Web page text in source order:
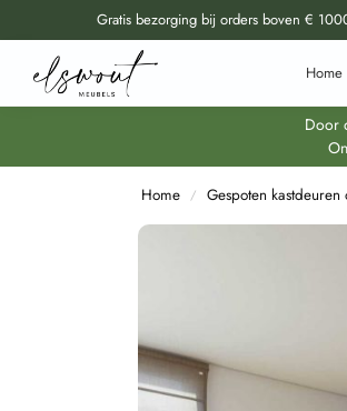
Gratis bezorging bij orders boven €
Home
Doorzoek al onze producten
Door
Home / Gespoten kastdeuren